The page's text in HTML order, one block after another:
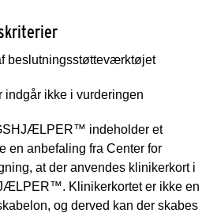
beslutningsstøtteværktøjet
indgår ikke i vurderingen
indeholder et
en anbefaling fra Center for
at der anvendes klinikerkort i
Klinikerkortet er ikke en
og derved kan der skabes